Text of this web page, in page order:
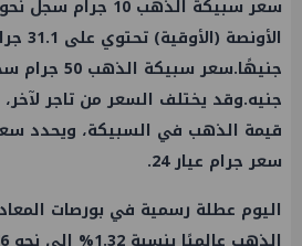
جنيه.وقد يختلف السعر من تاجر
قيمة الذهب في السبيكة، ويحدد
سعر جرام عيار 24.
اليوم عطلة رسمية في بورصات